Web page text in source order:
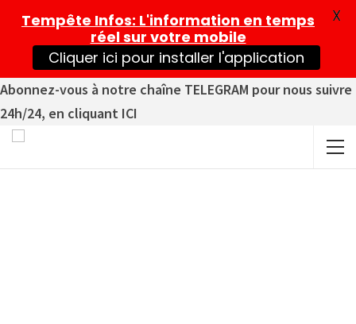
Abonnez-vous à notre chaîne TELEGRAM pour nous suivre
24h/24, en cliquant ICI
Tempête Infos: L'information en temps
réel sur votre mobile
Cliquer ici pour installer l'application
X